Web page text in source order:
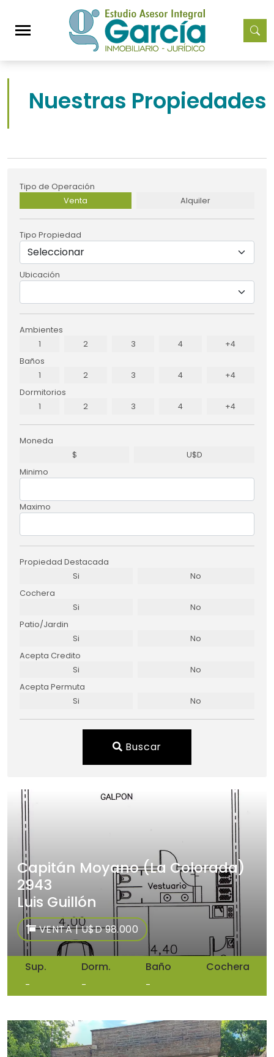
Nuestras Propiedades
Tipo de Operación
Venta
Alquiler
Tipo Propiedad
Ubicación
Ambientes
1
2 3 4
+4
Baños
1
2 3 4
+4
Dormitorios
1
2 3 4 +4
Moneda
$
U$D
Minimo
Maximo
Propiedad Destacada
Si
No
Cochera
Si
No
Patio/Jardin
Si
No
Acepta Credito
Si
No
Acepta Permuta
Si
No
Buscar
Capitán Moyano (La Colorada)
2943
Luis Guillón
VENTA | U$D 98.000
Sup.
-
Dorm.
-
Baño
-
Cochera